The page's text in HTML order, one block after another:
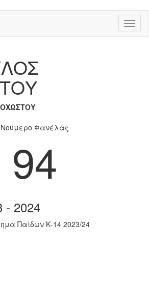
Νούμερο Φανέλας
94
- 2024
Παίδων Κ-14 2023/24